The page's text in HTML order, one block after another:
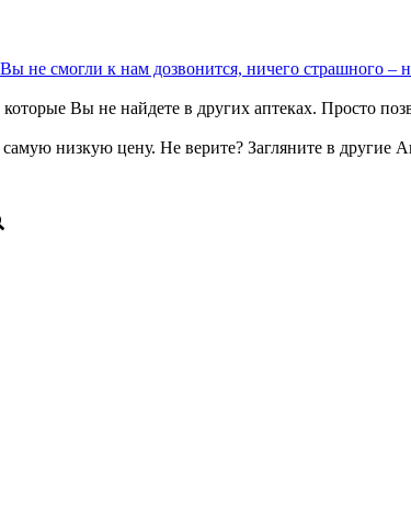
не смогли к нам дозвонится, ничего страшного –
Вы не найдете в других аптеках. Просто
низкую цену. Не верите? Загляните в другие